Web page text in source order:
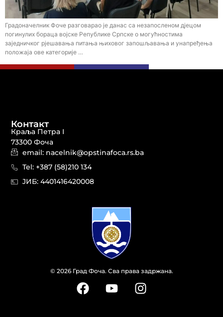
Градоначелник Фоче разговарао је данас са незапосленом дјецом
погинулих бораца војске Републике Српске о могућностима
заједничког рјешавања питања њиховог запошљавања и унапређења
положаја ове категорије …
© 2026 Град Фоча. Сва права задржана.
Контакт
Краља Петра I
73300 Фоча
email: nacelnik@opstinafoca.rs.ba
Tel: +387 (58)210 134
JИБ: 44014164​20008